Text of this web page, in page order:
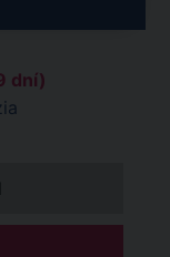
dní)